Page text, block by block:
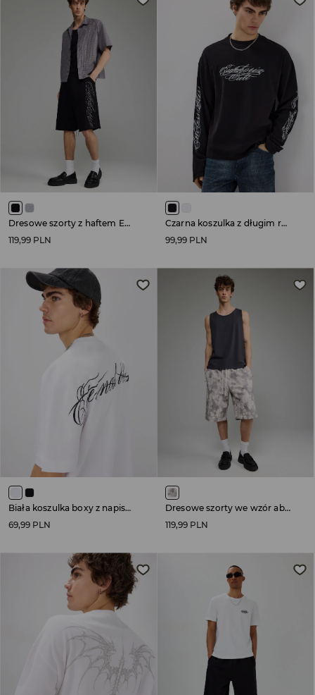
Dresowe szorty z haftem Euphoria czarne
119,99 PLN
Czarna koszulka z długim rękawem i napisami
99,99 PLN
Biała koszulka boxy z napisem na plecach
69,99 PLN
Dresowe szorty we wzór abstract camo
119,99 PLN